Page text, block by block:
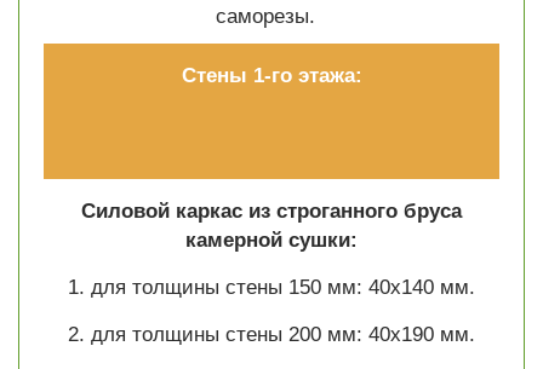
саморезы.
Стены 1-го этажа:
Силовой каркас из строганного бруса
камерной сушки:
1. для толщины стены 150 мм: 40х140 мм.
2. для толщины стены 200 мм: 40х190 мм.